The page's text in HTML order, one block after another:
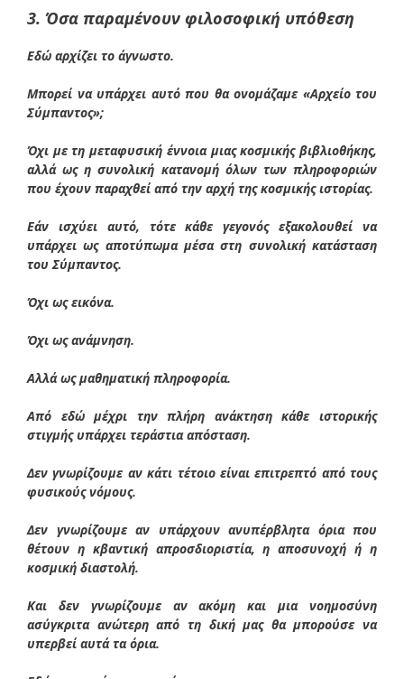
3. Όσα παραμένουν φιλοσοφική υπόθεση
Εδώ αρχίζει το άγνωστο.
Μπορεί να υπάρχει αυτό που θα ονομάζαμε «Αρχείο του
Σύμπαντος»;
Όχι με τη μεταφυσική έννοια μιας κοσμικής βιβλιοθήκης,
αλλά ως η συνολική κατανομή όλων των πληροφοριών
που έχουν παραχθεί από την αρχή της κοσμικής ιστορίας.
Εάν ισχύει αυτό, τότε κάθε γεγονός εξακολουθεί να
υπάρχει ως αποτύπωμα μέσα στη συνολική κατάσταση
του Σύμπαντος.
Όχι ως εικόνα.
Όχι ως ανάμνηση.
Αλλά ως μαθηματική πληροφορία.
Από εδώ μέχρι την πλήρη ανάκτηση κάθε ιστορικής
στιγμής υπάρχει τεράστια απόσταση.
Δεν γνωρίζουμε αν κάτι τέτοιο είναι επιτρεπτό από τους
φυσικούς νόμους.
Δεν γνωρίζουμε αν υπάρχουν ανυπέρβλητα όρια που
θέτουν η κβαντική απροσδιοριστία, η αποσυνοχή ή η
κοσμική διαστολή.
Και δεν γνωρίζουμε αν ακόμη και μια νοημοσύνη
ασύγκριτα ανώτερη από τη δική μας θα μπορούσε να
υπερβεί αυτά τα όρια.